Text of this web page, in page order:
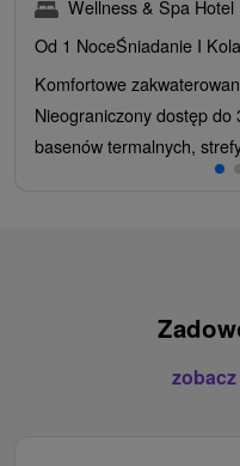
Wellness & Spa Hotel
Od 1 NoceŚniadanie I
Komfortowe
Nieograniczony dostęp
basenów termalnych,